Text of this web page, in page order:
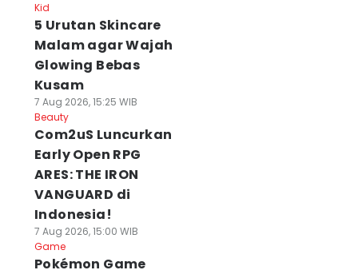
Kid
5 Urutan Skincare
Malam agar Wajah
Glowing Bebas
Kusam
7 Aug 2026, 15:25 WIB
Beauty
Com2uS Luncurkan
Early Open RPG
ARES: THE IRON
VANGUARD di
Indonesia!
7 Aug 2026, 15:00 WIB
Game
Pokémon Game